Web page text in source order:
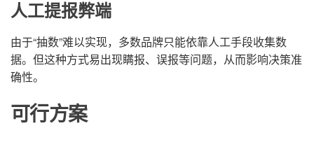
人工提报弊端
由于“抽数”难以实现，多数品牌只能依靠人工手段收集数
据。但这种方式易出现瞒报、误报等问题，从而影响决策准
确性。
可行方案